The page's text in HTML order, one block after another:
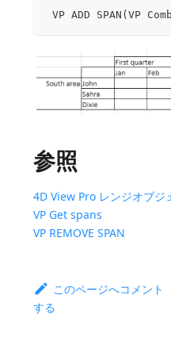
VP ADD SPAN(VP
参照
4D View Pro レンジオブジ
VP Get spans
VP REMOVE SPAN
このページへコメント
する